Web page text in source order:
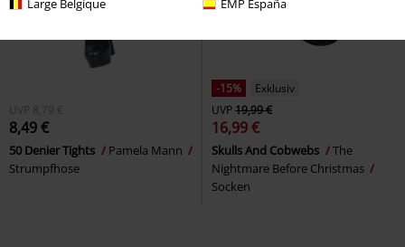
UVP 8,79 €
8,49 €
50 Denier Tights
Pamela Mann
Strumpfhose
-15%
Exklusiv
UVP19,99 €
16,99 €
Skulls And Cobwebs
The
Nightmare Before Christmas
Socken